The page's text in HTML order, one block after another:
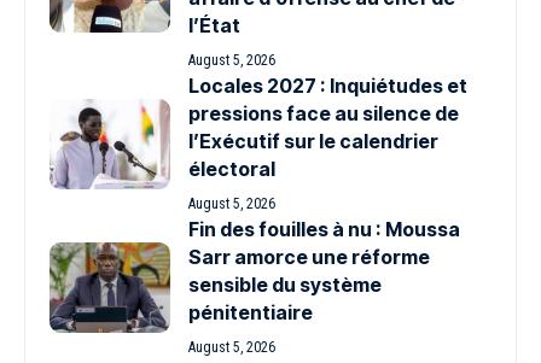
l’État
August 5, 2026
Locales 2027 : Inquiétudes et
pressions face au silence de
l’Exécutif sur le calendrier
électoral
August 5, 2026
Fin des fouilles à nu : Moussa
Sarr amorce une réforme
sensible du système
pénitentiaire
August 5, 2026